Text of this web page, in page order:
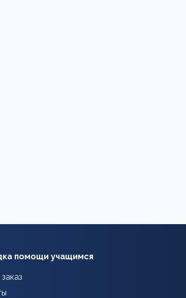
помощи учащимся